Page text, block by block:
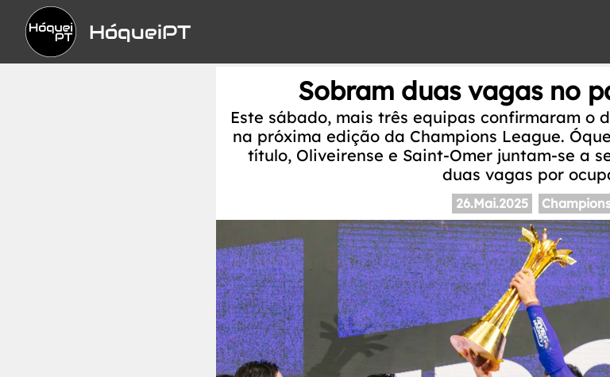
HóqueiPT
Sobram duas vagas no
Este sábado, mais três equipas confirmaram
na próxima edição da Champions League.
título, Oliveirense e Saint-Omer juntam-se a
duas vagas por
26.Mai.2025